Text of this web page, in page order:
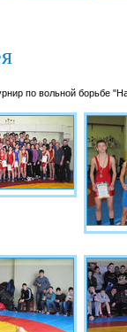
по вольной борьбе